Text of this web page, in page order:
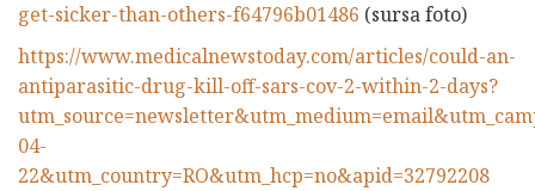
get-sicker-than-others-f64796b01486 (sursa foto)
https://www.medicalnewstoday.com/articles/could-an-
antiparasitic-drug-kill-off-sars-cov-2-within-2-days?
04-
22&utm_country=RO&utm_hcp=no&apid=32792208